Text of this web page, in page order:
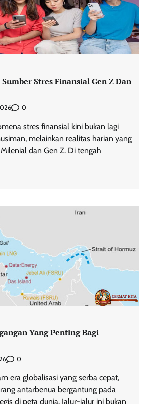
Stres Finansial Gen Z Dan
0
stres finansial kini bukan lagi
melainkan realitas harian yang
dan Gen Z. Di tengah
Yang Penting Bagi
0
era globalisasi yang serba cepat,
antarbenua bergantung pada
di peta dunia. Jalur-jalur ini bukan